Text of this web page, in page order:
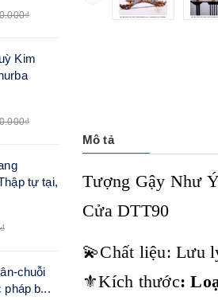
Kim
tự tại,
chuỗi
pháp b...
Mô tả
Tượng Gậy Như
Cửa DTT90
💫Chất liệu: Lưu
⚜️Kích thước: